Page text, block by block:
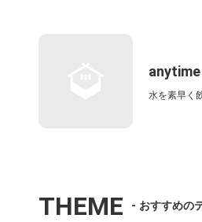
anytime
水を素早く
THEME - おすすめの